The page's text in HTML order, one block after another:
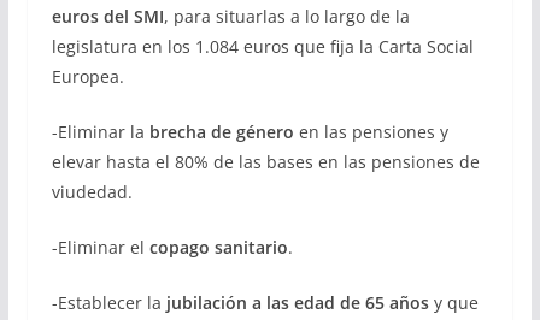
euros del SMI, para situarlas a lo largo de la
legislatura en los 1.084 euros que fija la Carta Social
Europea.
-Eliminar la brecha de género en las pensiones y
elevar hasta el 80% de las bases en las pensiones de
viudedad.
-Eliminar el copago sanitario.
-Establecer la jubilación a las edad de 65 añosy que